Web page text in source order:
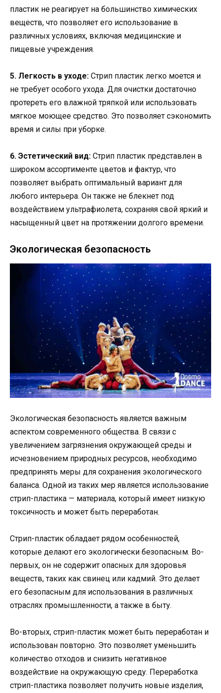
пластик не реагирует на большинство химических
веществ, что позволяет его использование в
различных условиях, включая медицинские и
пищевые учреждения.
5. Легкость в уходе: Стрип пластик легко моется и
не требует особого ухода. Для очистки достаточно
протереть его влажной тряпкой или использовать
мягкое моющее средство. Это позволяет сэкономить
время и силы при уборке.
6. Эстетический вид: Стрип пластик представлен в
широком ассортименте цветов и фактур, что
позволяет выбрать оптимальный вариант для
любого интерьера. Он также не блекнет под
воздействием ультрафиолета, сохраняя свой яркий и
насыщенный цвет на протяжении долгого времени.
Экологическая безопасность
Экологическая безопасность является важным
аспектом современного общества. В связи с
увеличением загрязнения окружающей среды и
исчезновением природных ресурсов, необходимо
предпринять меры для сохранения экологического
баланса. Одной из таких мер является использование
стрип-пластика — материала, который имеет низкую
токсичность и может быть переработан.
Стрип-пластик обладает рядом особенностей,
которые делают его экологически безопасным. Во-
первых, он не содержит опасных для здоровья
веществ, таких как свинец или кадмий. Это делает
его безопасным для использования в различных
отраслях промышленности, а также в быту.
Во-вторых, стрип-пластик может быть переработан и
использован повторно. Это позволяет уменьшить
количество отходов и снизить негативное
воздействие на окружающую среду. Переработка
стрип-пластика позволяет получить новые изделия,